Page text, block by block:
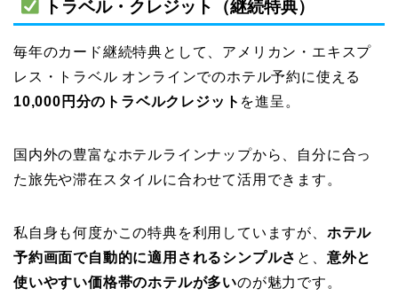
トラベル・クレジット（継続特典）
毎年のカード継続特典として、アメリカン・エキスプ
レス・トラベル オンラインでのホテル予約に使える
10,000円分のトラベルクレジット を進呈。
国内外の豊富なホテルラインナップから、自分に合っ
た旅先や滞在スタイルに合わせて活用できます。
私自身も何度かこの特典を利用していますが、 ホテル
予約画面で自動的に適用されるシンプルさ と、 意外と
使いやすい価格帯のホテルが多いのが魅力です。